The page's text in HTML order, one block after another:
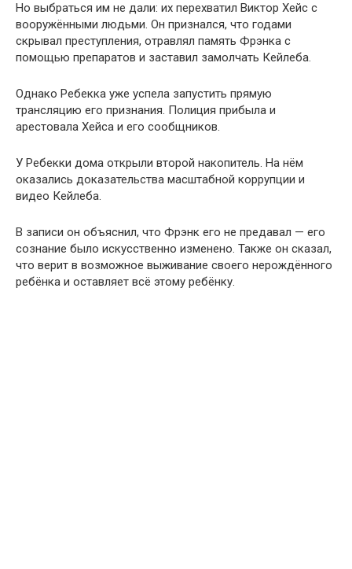
Но выбраться им не дали: их перехватил Виктор Хейс с
вооружёнными людьми. Он признался, что годами
скрывал преступления, отравлял память Фрэнка с
помощью препаратов и заставил замолчать Кейлеба.
Однако Ребекка уже успела запустить прямую
трансляцию его признания. Полиция прибыла и
арестовала Хейса и его сообщников.
У Ребекки дома открыли второй накопитель. На нём
оказались доказательства масштабной коррупции и
видео Кейлеба.
В записи он объяснил, что Фрэнк его не предавал — его
сознание было искусственно изменено. Также он сказал,
что верит в возможное выживание своего нерождённого
ребёнка и оставляет всё этому ребёнку.